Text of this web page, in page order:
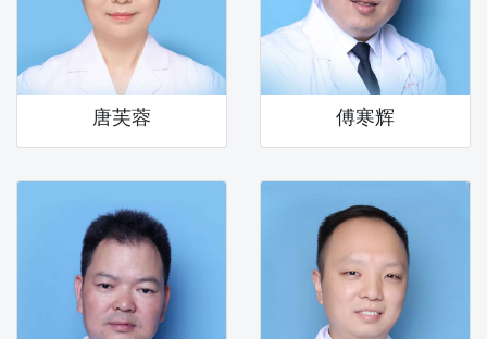
唐芙蓉 傅寒辉